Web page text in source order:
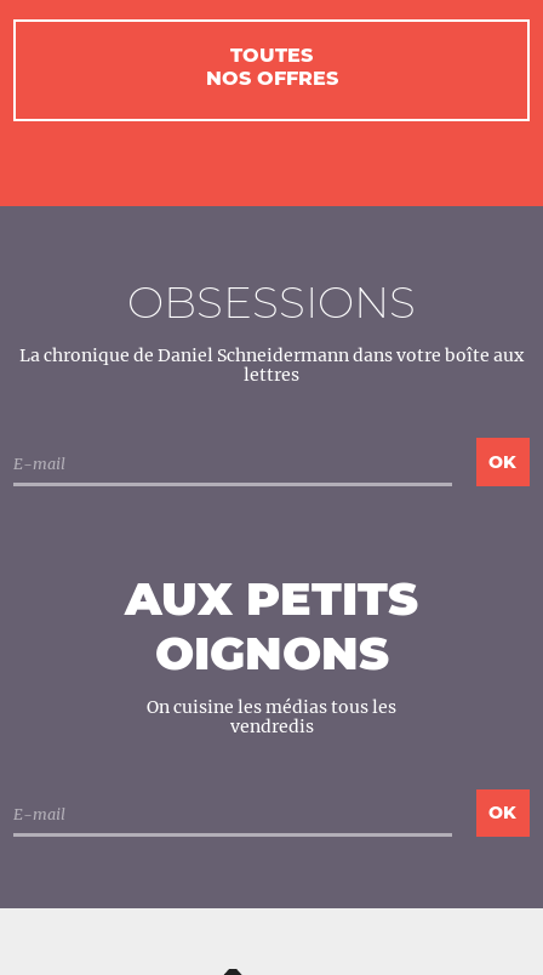
TOUTES
NOS OFFRES
OBSESSIONS
La chronique de Daniel Schneidermann dans votre boîte aux
lettres
AUX PETITS
OIGNONS
On cuisine les médias tous les
vendredis